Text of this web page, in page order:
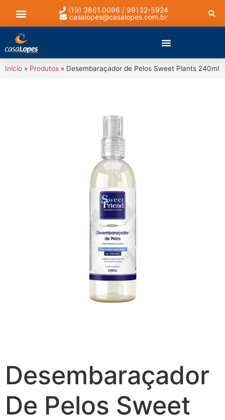
(19) 3861.0096 / 99132-5924
casalopes@casalopes.com.br
Início » Produtos » Desembaraçador de Pelos Sweet Plants 240ml
Desembaraçador
De Pelos Sweet